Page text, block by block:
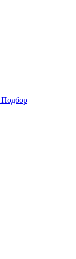
Подбор